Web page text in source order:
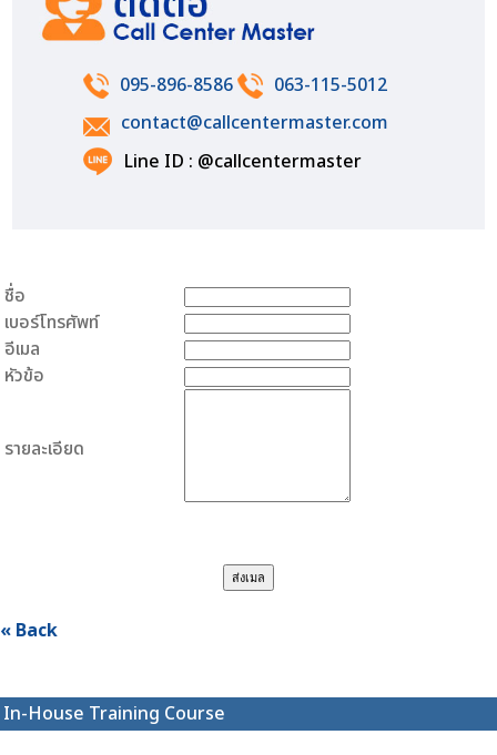
095-896-8586
063-115-5012
contact@callcentermaster.com
Line ID : @callcentermaster
ชื่อ
เบอร์โทรศัพท์
อีเมล
หัวข้อ
รายละเอียด
« Back
In-House Training Course